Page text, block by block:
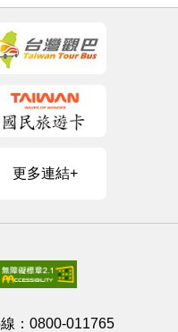
更多連結+
： 0800-011765